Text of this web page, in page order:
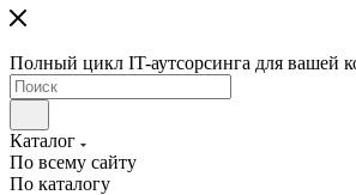
Полный цикл IT-аутсорсинга для вашей
Каталог
По всему сайту
По каталогу